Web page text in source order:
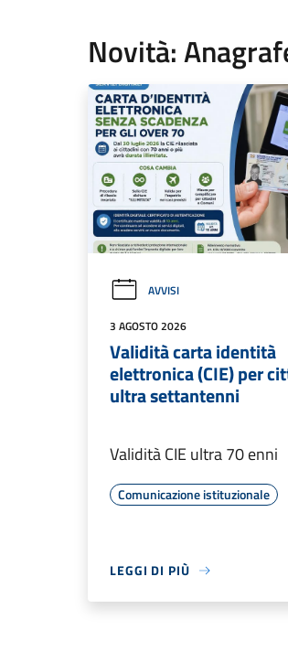
Novità:
AVVISI
3 AGOSTO 2026
Validità carta identità
elettronica (CIE) per
ultra settantenni
Validità CIE ultra 70 enni
Comunicazione istituzionale
LEGGI DI PIÙ